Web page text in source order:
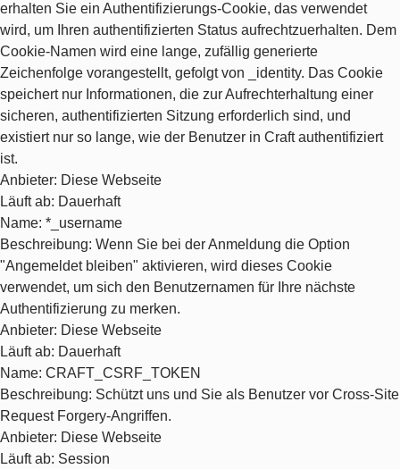
erhalten Sie ein Authentifizierungs-Cookie, das verwendet
wird, um Ihren authentifizierten Status aufrechtzuerhalten. Dem
Cookie-Namen wird eine lange, zufällig generierte
Zeichenfolge vorangestellt, gefolgt von _identity. Das Cookie
speichert nur Informationen, die zur Aufrechterhaltung einer
sicheren, authentifizierten Sitzung erforderlich sind, und
existiert nur so lange, wie der Benutzer in Craft authentifiziert
ist.
Anbieter: Diese Webseite
Läuft ab: Dauerhaft
Name: *_username
Beschreibung: Wenn Sie bei der Anmeldung die Option
"Angemeldet bleiben" aktivieren, wird dieses Cookie
verwendet, um sich den Benutzernamen für Ihre nächste
Authentifizierung zu merken.
Anbieter: Diese Webseite
Läuft ab: Dauerhaft
Name: CRAFT_CSRF_TOKEN
Beschreibung: Schützt uns und Sie als Benutzer vor Cross-Site
Request Forgery-Angriffen.
Anbieter: Diese Webseite
Läuft ab: Session